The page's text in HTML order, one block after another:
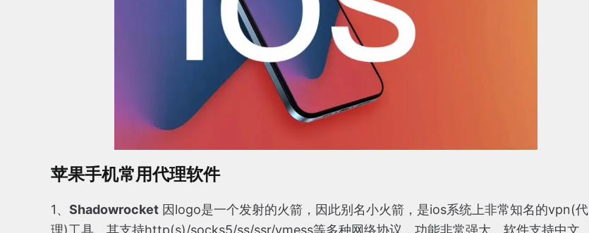
苹果手机常用代理软件
1、 Shadowrocket 因logo是一个发射的火箭，因此别名小火箭，是ios系统上非常知名的vpn(代
理)工具。其支持http(s)/socks5/ss/ssr/vmess等多种网络协议，功能非常强大。软件支持中文、